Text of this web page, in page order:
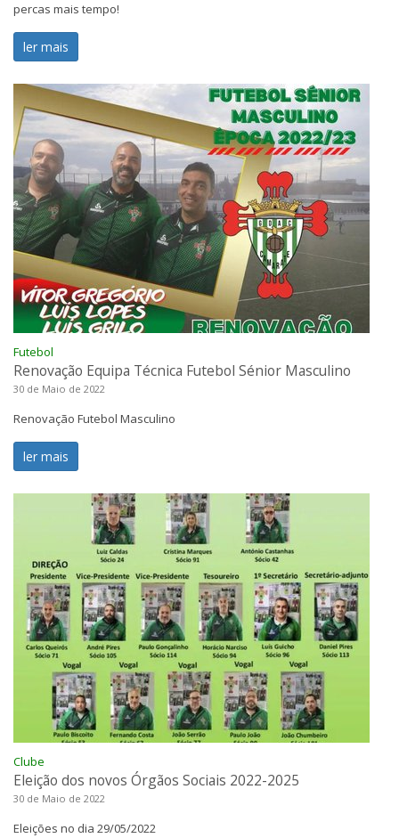
percas mais tempo!
ler mais
Futebol
Renovação Equipa Técnica Futebol Sénior Masculino
30 de Maio de 2022
Renovação Futebol Masculino
ler mais
Clube
Eleição dos novos Órgãos Sociais 2022-2025
30 de Maio de 2022
Eleições no dia 29/05/2022